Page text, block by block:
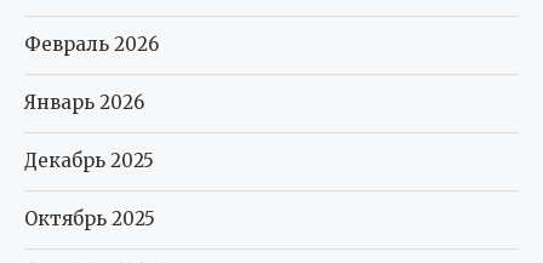
Февраль 2026
Январь 2026
Декабрь 2025
Октябрь 2025